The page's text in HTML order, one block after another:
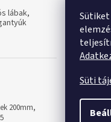
Süti
lábak,
200mm,